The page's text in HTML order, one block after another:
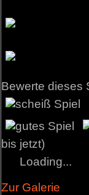
Bewerte dieses
bis jetzt)
Loading...
Zur Galerie